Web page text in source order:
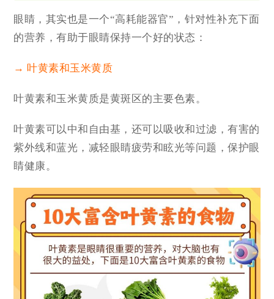
眼睛，其实也是一个“高耗能器官”，针对性补充下面
的营养，有助于眼睛保持一个好的状态：
→ 叶黄素和玉米黄质
叶黄素和玉米黄质是黄斑区的主要色素。
叶黄素可以中和自由基，还可以吸收和过滤，有害的
紫外线和蓝光，减轻眼睛疲劳和眩光等问题，保护眼
睛健康。